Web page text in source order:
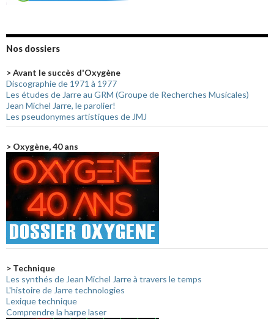
Nos dossiers
> Avant le succès d'Oxygène
Discographie de 1971 à 1977
Les études de Jarre au GRM (Groupe de Recherches Musicales)
Jean Michel Jarre, le parolier!
Les pseudonymes artistiques de JMJ
> Oxygène, 40 ans
> Technique
Les synthés de Jean Michel Jarre à travers le temps
L'histoire de Jarre technologies
Lexique technique
Comprendre la harpe laser